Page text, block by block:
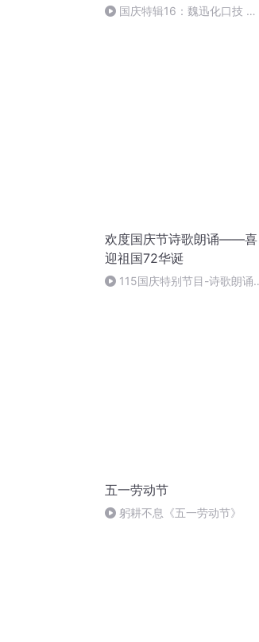
国庆特辑16：魏迅化口技 二
欢度国庆节诗歌朗诵——喜
迎祖国72华诞
115国庆特别节目-诗歌朗诵-
五一劳动节
躬耕不息《五一劳动节》